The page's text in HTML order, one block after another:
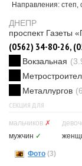
Направления: степ,
ДНЕПР
проспект Газеты
(0562) 34-80-26,
Вокзальная
Металлургов
СЕКЦИЯ ДЛЯ
мальчиков ✗
мужчин ✓
Фото (3)